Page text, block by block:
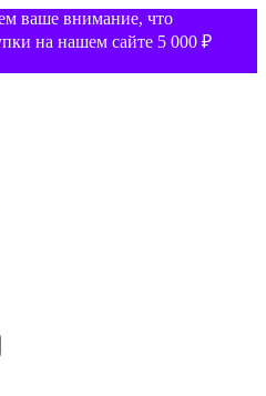
ваше внимание, что
на нашем сайте 5 000 ₽